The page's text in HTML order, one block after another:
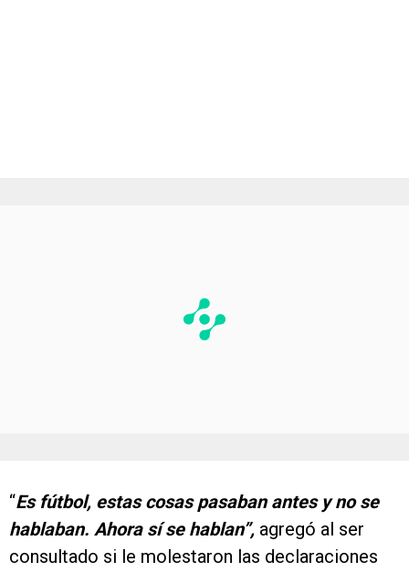
“Es fútbol, estas cosas pasaban antes y no se
hablaban. Ahora sí se hablan”, agregó al ser
consultado si le molestaron las declaraciones